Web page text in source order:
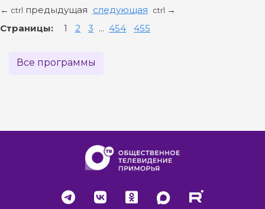
← ctrl предыдущая следующая ctrl →
Страницы: 1 2 3 ... 454 455
Все программы